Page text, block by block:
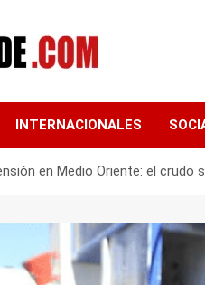
INTERNACIONALES
en Medio Oriente: el crudo